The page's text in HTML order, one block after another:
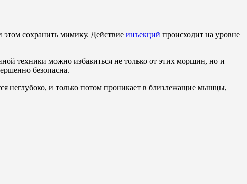
этом сохранить мимику. Действие инъекций происходит на уровне
техники можно избавиться не только от этих морщин, но и
безопасна.
неглубоко, и только потом проникает в близлежащие мышцы,